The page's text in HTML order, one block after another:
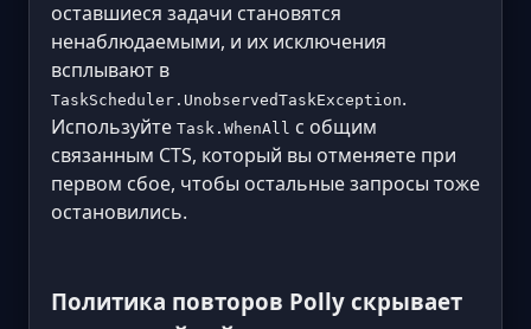
оставшиеся задачи становятся
ненаблюдаемыми, и их исключения
всплывают в
TaskScheduler.UnobservedTaskException.
Используйте Task.WhenAll с общим
связанным CTS, который вы отменяете при
первом сбое, чтобы остальные запросы тоже
остановились.
Политика повторов Polly скрывает